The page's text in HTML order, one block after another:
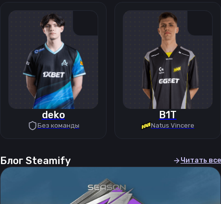
deko
Без команды
B1T
Natus Vincere
Блог Steamify Читать все